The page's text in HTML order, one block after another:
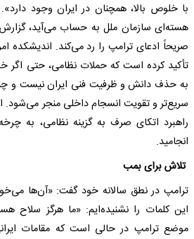
با خلوص بالا، همچنان در ایران وجود
هسته‌ای سازمان ملل به حساب می‌آید،
صریحاً ادعای ترامپ را رد می‌کند. اندیشکده
تأکید کرده است که حملات نظامی، حتی اگر
به حذف دانش و ظرفیت فنی ایران نیست و
سریع‌تر و تقویت انسجام داخلی منجر می‌شود.
راهبرد اتکای صرف به گزینه نظامی، به
انجامید.
تلاش برای بمب
ترامپ در نطق سالانه خود گفت: «آن‌ها
این کلمات را نشنیده‌ایم: «ما هرگز سلاح
موضع ترامپ در حالی است که مقامات